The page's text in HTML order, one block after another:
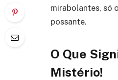
mirabolantes, só
possante.
O Que
Mistério!